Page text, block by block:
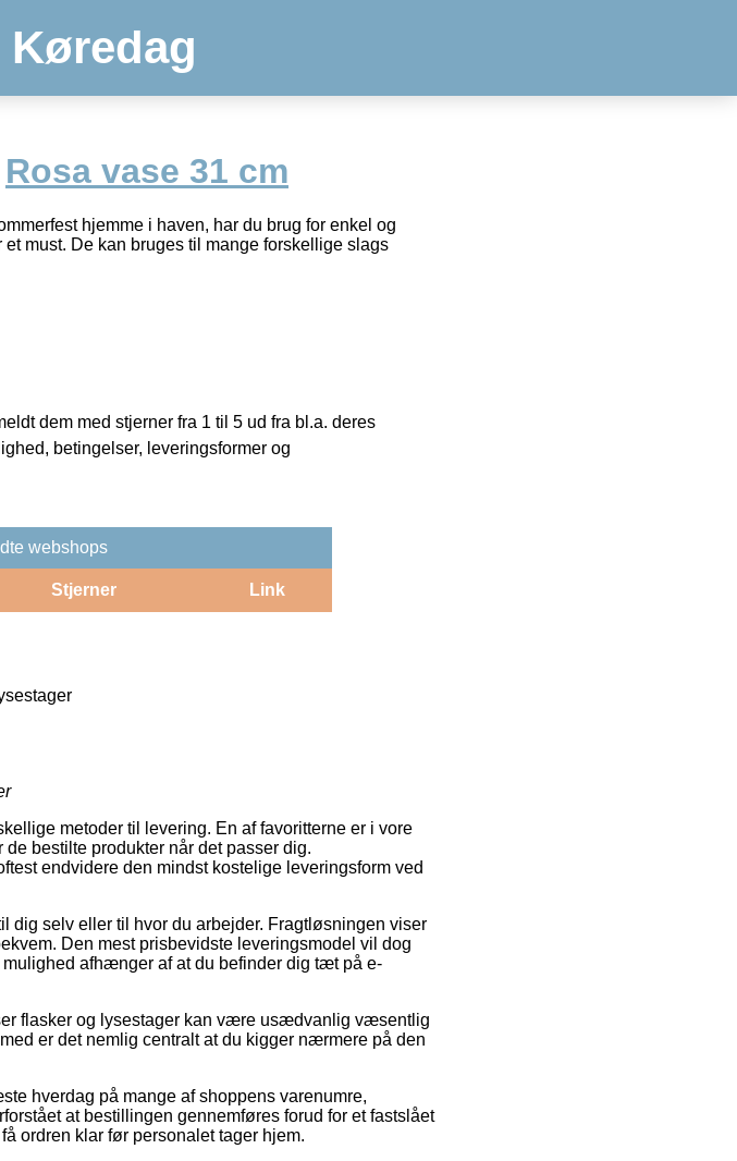
Rosa vase 31 cm
hjemme i haven, har du brug for enkel og
must. De kan bruges til mange forskellige slags
dem med stjerner fra 1 til 5 ud fra bl.a. deres
betingelser, leveringsformer og
webshops
Stjerner Link
metoder til levering. En af favoritterne er i vore
bestilte produkter når det passer dig.
endvidere den mindst kostelige leveringsform ved
selv eller til hvor du arbejder. Fragtløsningen viser
Den mest prisbevidste leveringsmodel vil dog
afhænger af at du befinder dig tæt på e-
flasker og lysestager kan være usædvanlig væsentlig
er det nemlig centralt at du kigger nærmere på den
hverdag på mange af shoppens varenumre,
at bestillingen gennemføres forud for et fastslået
ordren klar før personalet tager hjem.